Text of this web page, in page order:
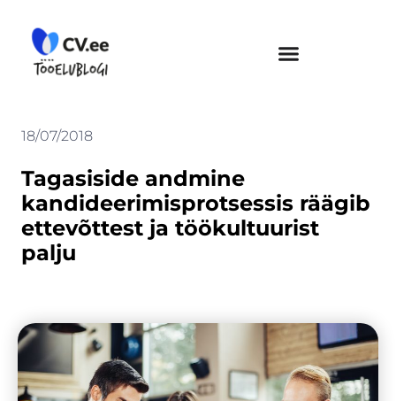
content
18/07/2018
Tagasiside andmine
kandideerimisprotsessis räägib
ettevõttest ja töökultuurist
palju